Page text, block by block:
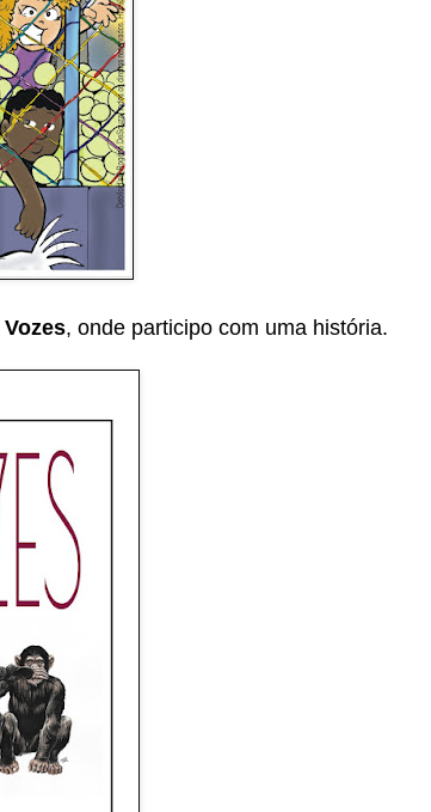
Vozes, onde participo com uma história.